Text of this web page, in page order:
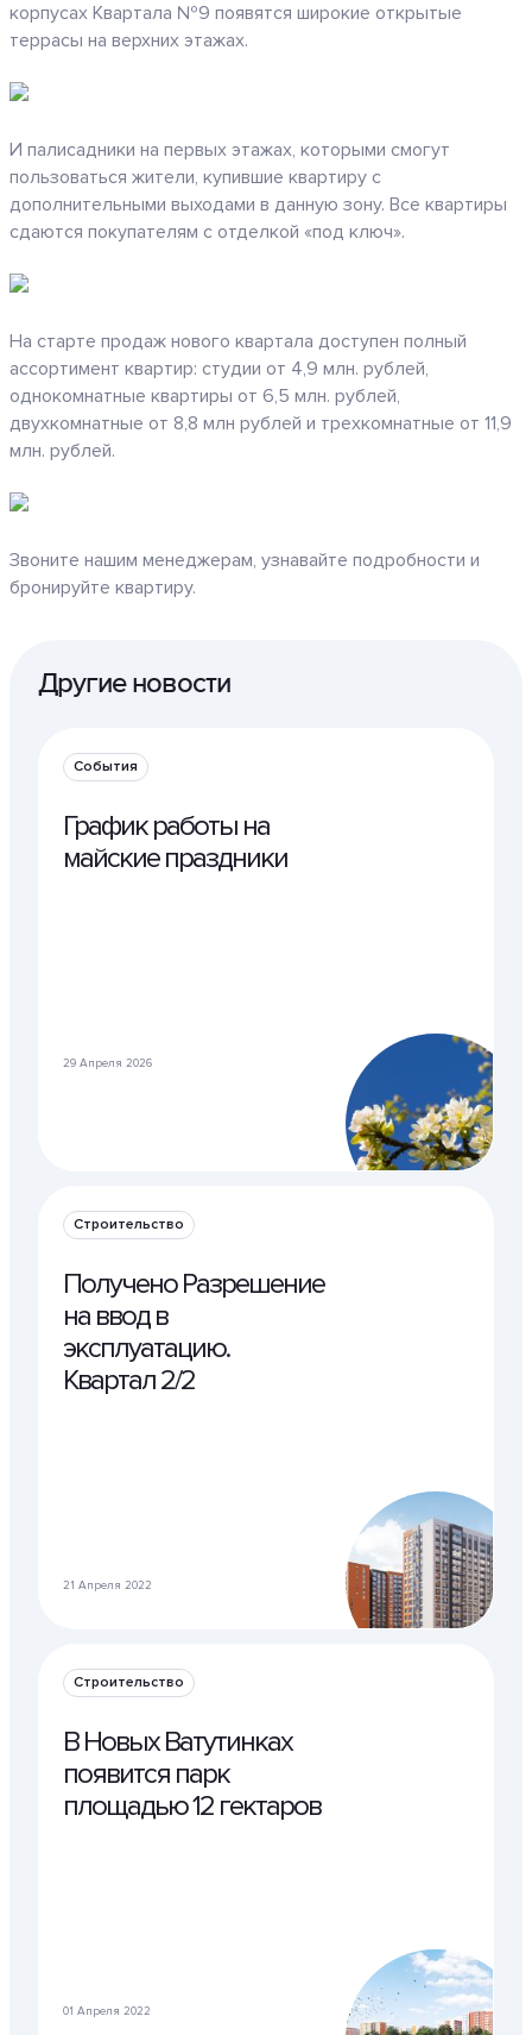
корпусах Квартала №9 появятся широкие открытые
террасы на верхних этажах.
И палисадники на первых этажах, которыми смогут
пользоваться жители, купившие квартиру с
дополнительными выходами в данную зону. Все квартиры
сдаются покупателям с отделкой «под ключ».
На старте продаж нового квартала доступен полный
ассортимент квартир: студии от 4,9 млн. рублей,
однокомнатные квартиры от 6,5 млн. рублей,
двухкомнатные от 8,8 млн рублей и трехкомнатные от 11,9
млн. рублей.
Звоните нашим менеджерам, узнавайте подробности и
бронируйте квартиру.
Другие новости
События
График работы на
майские праздники
29 Апреля 2026
Строительство
Получено Разрешение
на ввод в
эксплуатацию.
Квартал 2/2
21 Апреля 2022
Строительство
В Новых Ватутинках
появится парк
площадью 12 гектаров
01 Апреля 2022